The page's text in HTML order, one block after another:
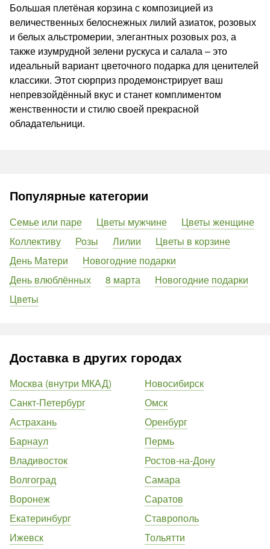
Большая плетёная корзина с композицией из
величественных белоснежных лилий азиаток, розовых
и белых альстромерии, элегантных розовых роз, а
также изумрудной зелени рускуса и салала – это
идеальный вариант цветочного подарка для ценителей
классики. Этот сюрприз продемонстрирует ваш
непревзойдённый вкус и станет комплиментом
женственности и стилю своей прекрасной
обладательници.
Популярные категории
Семье или паре Цветы мужчине
Цветы женщине
Коллективу
Розы Лилии
Цветы в корзине
День Матери
Новогодние подарки
День влюблённых
8 марта
Новогодние подарки
Цветы
Доставка в других городах
Москва (внутри МКАД)
Санкт-Петербург
Астрахань
Барнаул
Владивосток
Волгоград
Воронеж
Екатеринбург
Ижевск
Новосибирск
Омск
Оренбург
Пермь
Ростов-на-Дону
Самара
Саратов
Ставрополь
Тольятти